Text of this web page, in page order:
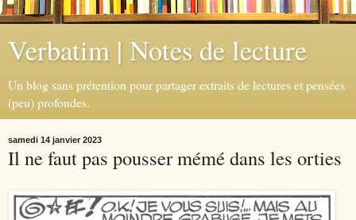
Verbatim | Notes de lecture
Un blog sans prétention pour partager extraits de lectures et pensées
(peu) profondes.
samedi 14 janvier 2023
Il ne faut pas pousser mémé dans les orties